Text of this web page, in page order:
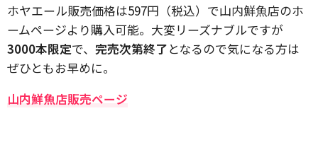
ホヤエール販売価格は597円（税込）で山内鮮魚店のホ
ームページより購入可能。大変リーズナブルですが
3000本限定で、 完売次第終了となるので気になる方は
ぜひともお早めに。
山内鮮魚店販売ページ